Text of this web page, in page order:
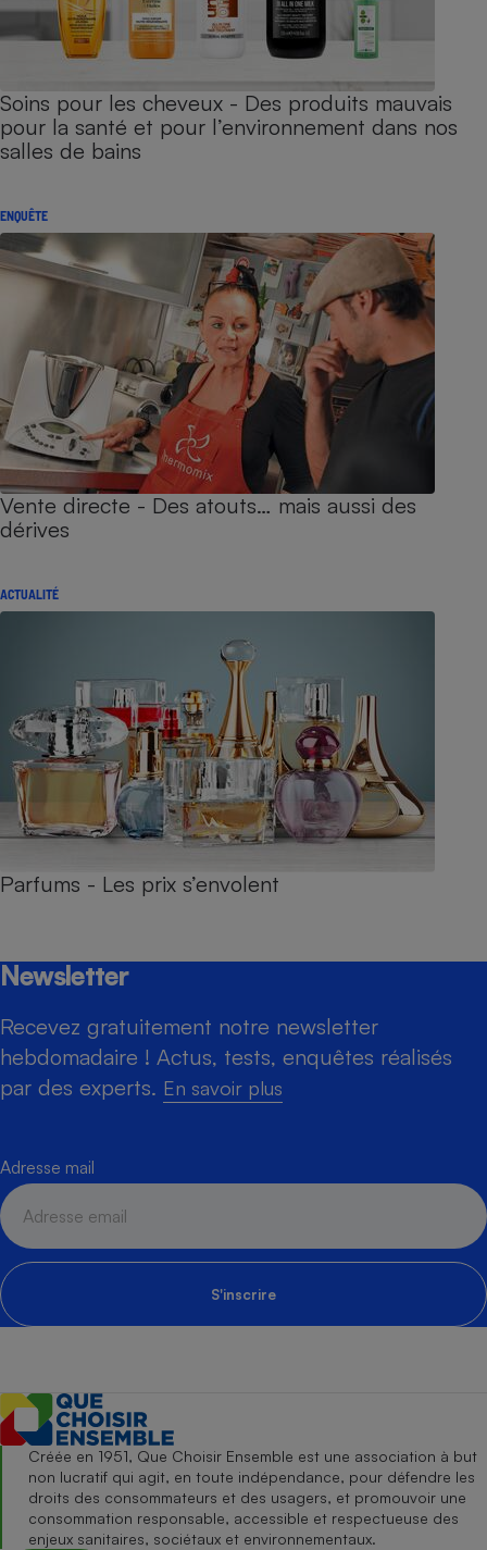
Soins pour les cheveux - Des produits mauvais
pour la santé et pour l’environnement dans nos
salles de bains
ENQUÊTE
Vente directe - Des atouts… mais aussi des
dérives
ACTUALITÉ
Parfums - Les prix s’envolent
Newsletter
Recevez gratuitement notre newsletter
hebdomadaire ! Actus, tests, enquêtes réalisés
par des experts. En savoir plus
Adresse mail
S'inscrire
Créée en 1951, Que Choisir Ensemble est une association à but
non lucratif qui agit, en toute indépendance, pour défendre les
droits des consommateurs et des usagers, et promouvoir une
consommation responsable, accessible et respectueuse des
enjeux sanitaires, sociétaux et environnementaux.